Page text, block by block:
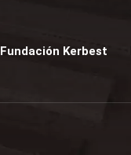
Fundación Kerbest